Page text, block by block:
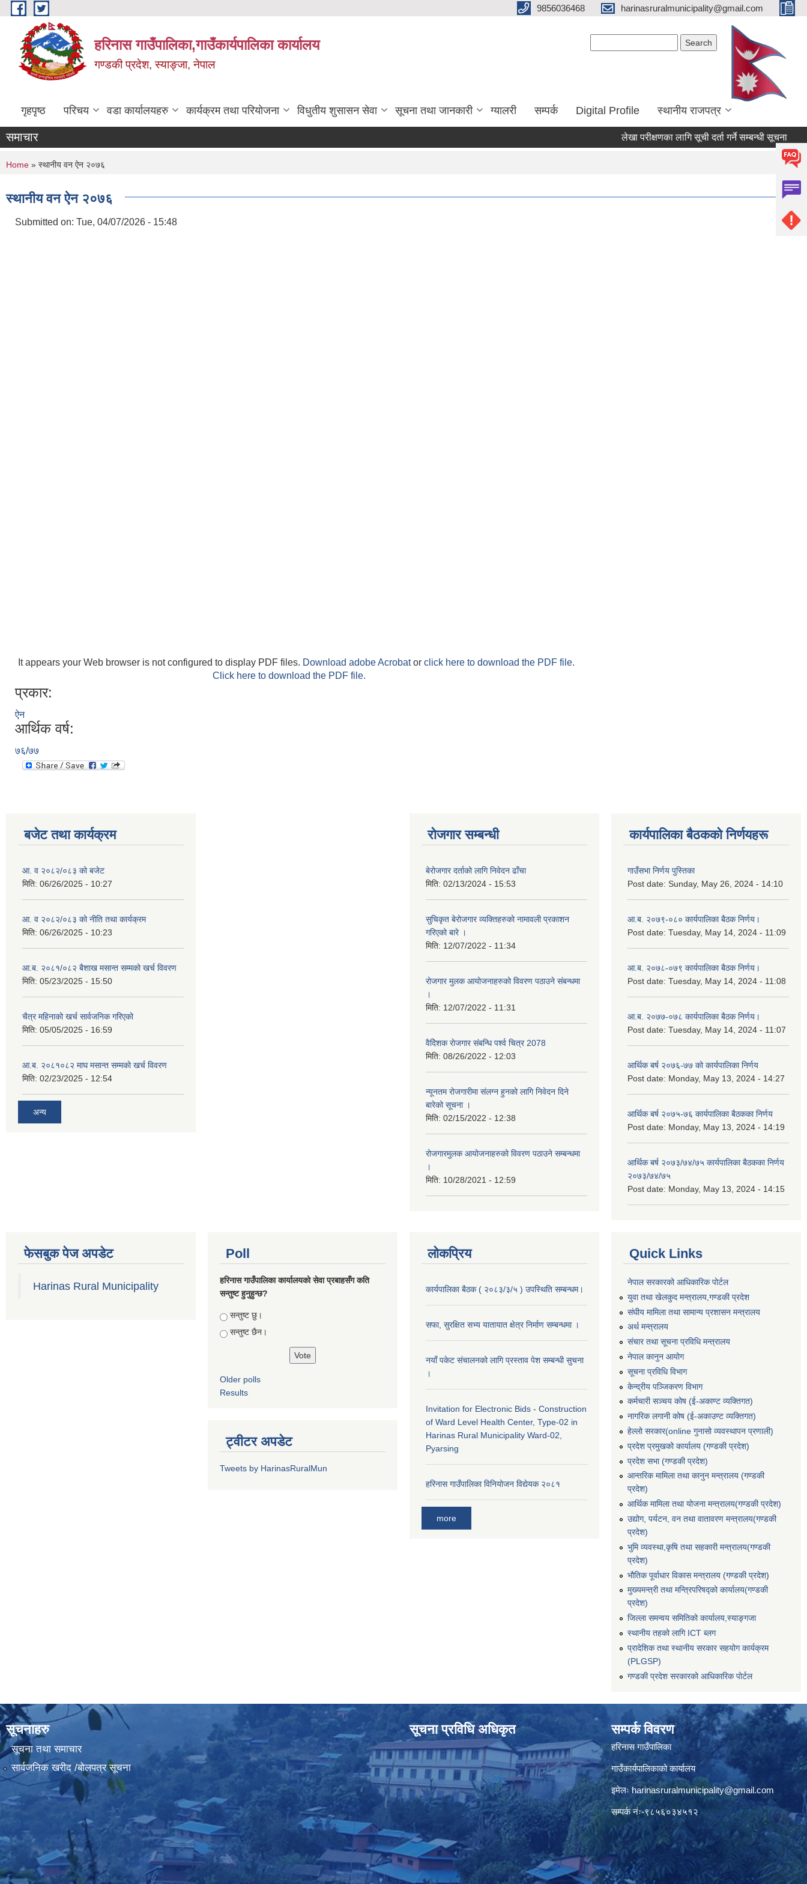
Skip to main content 9856036468 harinasruralmunicipality@gmail.com
हरिनास गाउँपालिका,गाउँकार्यपालिका कार्यालय
गण्डकी प्रदेश, स्याङ्जा, नेपाल
गृहपृष्ठ परिचय वडा कार्यालयहरु कार्यक्रम तथा परियोजना विधुतीय शुसासन सेवा सूचना तथा जानकारी ग्यालरी सम्पर्क Digital Profile स्थानीय राजपत्र
समाचार लेखा परीक्षणका लागि सूची दर्ता गर्ने सम्बन्धी सूचना भोज
You are here
Home » स्थानीय वन ऐन २०७६
स्थानीय वन ऐन २०७६
Submitted on: Tue, 04/07/2026 - 15:48
It appears your Web browser is not configured to display PDF files. Download adobe Acrobator click here to download the PDF file.
Click here to download the PDF file.
प्रकार:
ऐन
आर्थिक वर्ष:
७६/७७
बजेट तथा कार्यक्रम
आ. व २०८२/०८३ को बजेट
मिति: 06/26/2025 - 10:27
आ. व २०८२/०८३ को नीति तथा कार्यक्रम
मिति: 06/26/2025 - 10:23
आ.ब. २०८१/०८२ बैशाख मसान्त सम्मको खर्च विवरण
मिति: 05/23/2025 - 15:50
चैत्र महिनाको खर्च सार्वजनिक गरिएको
मिति: 05/05/2025 - 16:59
आ.ब. २०८१०८२ माघ मसान्त सम्मको खर्च विवरण
मिति: 02/23/2025 - 12:54
अन्य
रोजगार सम्बन्धी
बेरोजगार दर्ताको लागि निवेदन ढाँचा
मिति: 02/13/2024 - 15:53
सुचिकृत बेरोजगार व्यक्तिहरुको नामावली प्रकाशन
गरिएको बारे ।
मिति: 12/07/2022 - 11:34
रोजगार मुलक आयोजनाहरुको विवरण पठाउने संबन्धमा
।
मिति: 12/07/2022 - 11:31
वैदेिशक राेजगार संबन्धि पर्श्व चित्र 2078
मिति: 08/26/2022 - 12:03
न्यूनतम रोजगारीमा संलग्न हुनको लागि निवेदन दिने
बारेको सूचना ।
मिति: 02/15/2022 - 12:38
रोजगारमुलक आयोजनाहरुको विवरण पठाउने सम्बन्धमा
।
मिति: 10/28/2021 - 12:59
कार्यपालिका बैठकको निर्णयहरू
गाउँसभा निर्णय पुस्तिका
Post date: Sunday, May 26, 2024 - 14:10
आ.ब. २०७९-०८० कार्यपालिका बैठक निर्णय।
Post date: Tuesday, May 14, 2024 - 11:09
आ.ब. २०७८-०७९ कार्यपालिका बैठक निर्णय।
Post date: Tuesday, May 14, 2024 - 11:08
आ.ब. २०७७-०७८ कार्यपालिका बैठक निर्णय।
Post date: Tuesday, May 14, 2024 - 11:07
आर्थिक बर्ष २०७६-७७ को कार्यपालिका निर्णय
Post date: Monday, May 13, 2024 - 14:27
आर्थिक बर्ष २०७५-७६ कार्यपालिका बैठकका निर्णय
Post date: Monday, May 13, 2024 - 14:19
आर्थिक बर्ष २०७३/७४/७५ कार्यपालिका बैठकका निर्णय
२०७३/७४/७५
Post date: Monday, May 13, 2024 - 14:15
फेसबुक पेज अपडेट
Harinas Rural Municipality
Poll
हरिनास गाउँपालिका कार्यालयको सेवा प्रबाहसँग कति
सन्तुष्ट हुनुहुन्छ?
Choices
सन्तुष्ट छु।
सन्तुष्ट छैन।
Older polls
Results
ट्वीटर अपडेट
Tweets by HarinasRuralMun
लोकप्रिय
कार्यपालिका बैठक ( २०८३/३/५ ) उपस्थिति सम्बन्धम।
सफा, सुरक्षित सभ्य यातायात क्षेत्र निर्माण सम्बन्धमा ।
नयाँ पकेट संचालनको लागि प्रस्ताव पेश सम्बन्धी सुचना
।
Invitation for Electronic Bids - Construction
of Ward Level Health Center, Type-02 in
Harinas Rural Municipality Ward-02,
Pyarsing
हरिनास गाउँपालिका विनियोजन विद्येयक २०८१
more
Quick Links
नेपाल सरकारको आधिकारिक पोर्टल
युवा तथा खेलकुद मन्त्रालय,गण्डकी प्रदेश
संघीय मामिला तथा सामान्य प्रशासन मन्त्रालय
अर्थ मन्त्रालय
संचार तथा सूचना प्रविधि मन्त्रालय
नेपाल कानुन आयोग
सूचना प्रविधि विभाग
केन्द्रीय पञ्जिकरण विभाग
कर्मचारी सञ्‍चय कोष (ई‍-अकाण्ट व्यक्तिगत)
नागरिक लगानी कोष (ई-अकाउण्ट व्यक्तिगत)
हेल्लो सरकार(online गुनासो व्यवस्थापन प्रणाली)
प्रदेश प्रमुखको कार्यालय (गण्डकी प्रदेश)
प्रदेश सभा (गण्डकी प्रदेश)
आन्तरिक मामिला तथा कानुन मन्त्रालय (गण्डकी
प्रदेश)
आर्थिक मामिला तथा योजना मन्त्रालय(गण्डकी प्रदेश)
उद्योग, पर्यटन, वन तथा वातावरण मन्त्रालय(गण्डकी
प्रदेश)
भुमि व्यवस्था,कृषि तथा सहकारी मन्त्रालय(गण्डकी
प्रदेश)
भौतिक पूर्वाधार विकास मन्त्रालय (गण्डकी प्रदेश)
मुख्यमन्त्री तथा मन्त्रिपरिषद्को कार्यालय(गण्डकी
प्रदेश)
जिल्ला समन्वय समितिको कार्यालय,स्याङ्गजा
स्थानीय तहको लागि ICT ब्लग
प्रादेशिक तथा स्थानीय सरकार सहयोग कार्यक्रम
(PLGSP)
गण्डकी प्रदेश सरकारको आधिकारिक पोर्टल
सूचनाहरु
सूचना तथा समाचार
सार्वजनिक खरीद /बोलपत्र सूचना
सूचना प्रविधि अधिकृत सम्पर्क विवरण
हरिनास गाउँपालिका
गाउँकार्यपालिकाको कार्यालय
इमेलःharinasruralmunicipality@gmail.com
सम्पर्क नंः-९८५६०३४५१२